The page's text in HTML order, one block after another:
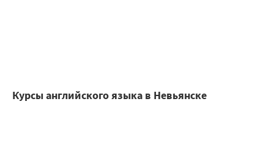
Курсы английского языка в Невьянске